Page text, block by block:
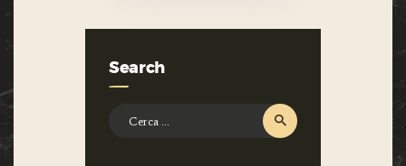
Search